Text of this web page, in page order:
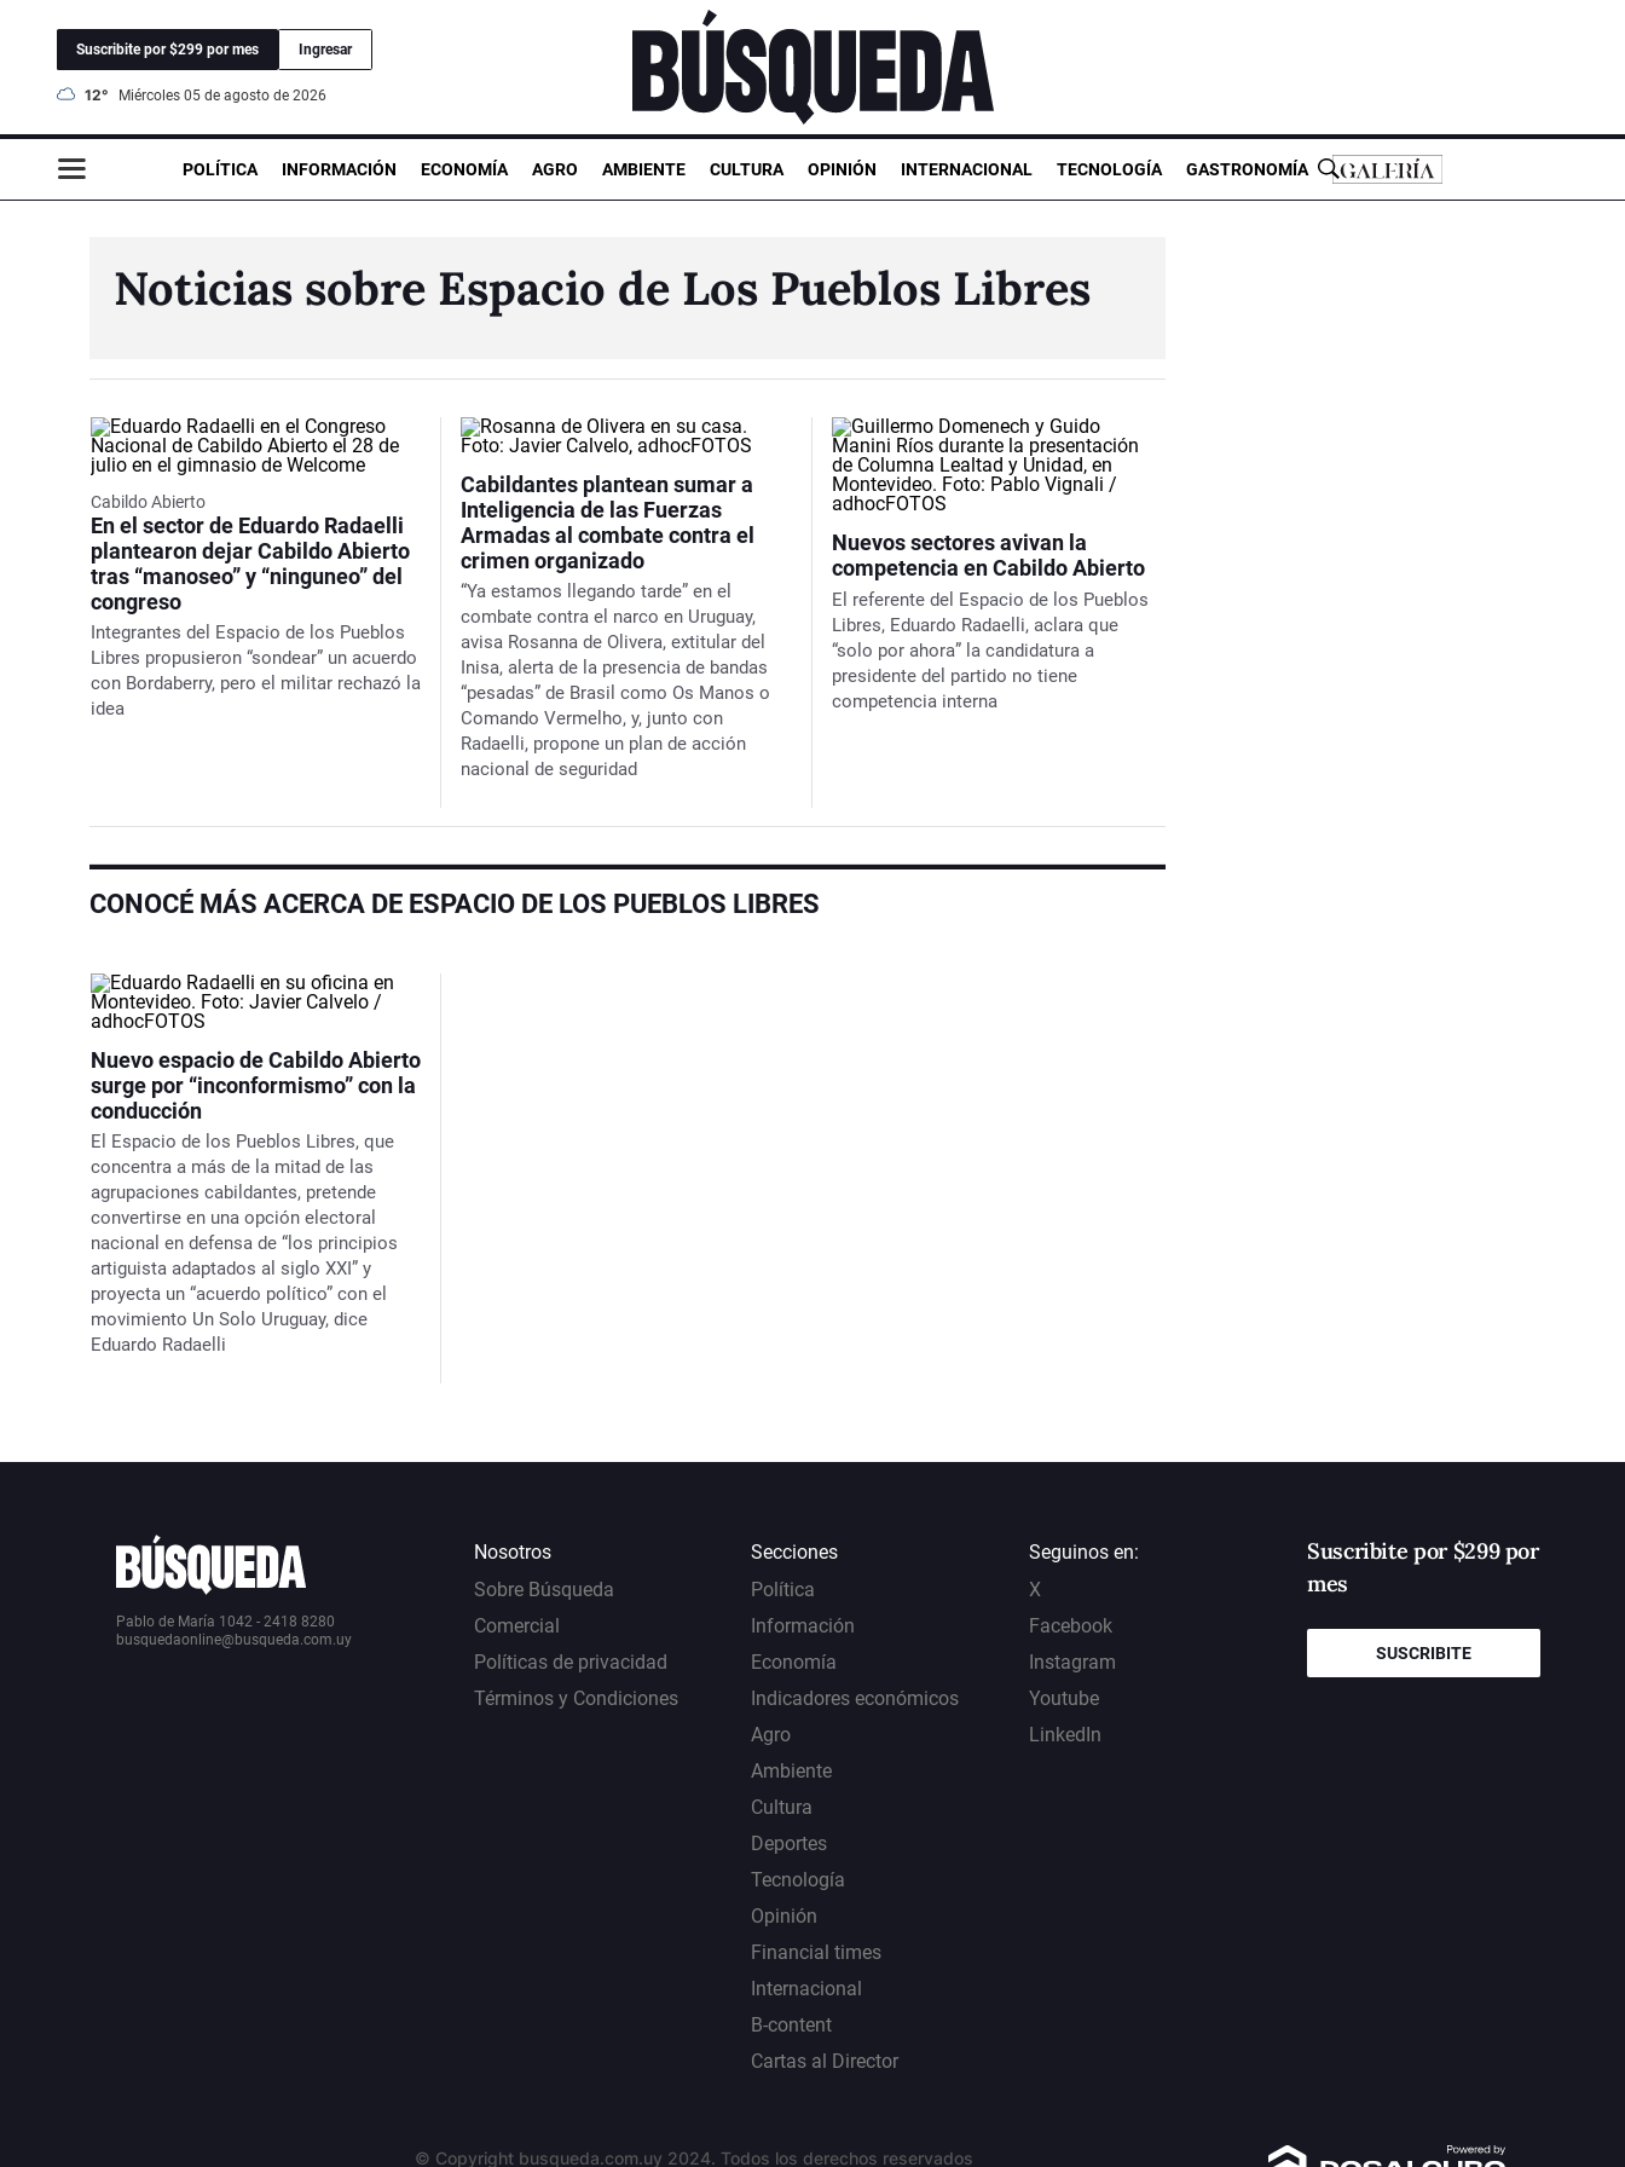
Suscribite por $299 por mes Ingresar
12° miércoles 05 de agosto de 2026
POLÍTICA INFORMACIÓN ECONOMÍA AGRO AMBIENTE CULTURA OPINIÓN INTERNACIONAL TECNOLOGÍA GASTRONOMÍA
Noticias sobre Espacio de Los Pueblos Libres
Cabildo Abierto
En el sector de Eduardo Radaelli
plantearon dejar Cabildo Abierto
tras “manoseo” y “ninguneo” del
congreso
Integrantes del Espacio de los Pueblos
Libres propusieron “sondear” un acuerdo
con Bordaberry, pero el militar rechazó la
idea
Cabildantes plantean sumar a
Inteligencia de las Fuerzas
Armadas al combate contra el
crimen organizado
“Ya estamos llegando tarde” en el
combate contra el narco en Uruguay,
avisa Rosanna de Olivera, extitular del
Inisa, alerta de la presencia de bandas
“pesadas” de Brasil como Os Manos o
Comando Vermelho, y, junto con
Radaelli, propone un plan de acción
nacional de seguridad
Nuevos sectores avivan la
competencia en Cabildo Abierto
El referente del Espacio de los Pueblos
Libres, Eduardo Radaelli, aclara que
“solo por ahora” la candidatura a
presidente del partido no tiene
competencia interna
CONOCÉ MÁS ACERCA DE ESPACIO DE LOS PUEBLOS LIBRES
Nuevo espacio de Cabildo Abierto
surge por “inconformismo” con la
conducción
El Espacio de los Pueblos Libres, que
concentra a más de la mitad de las
agrupaciones cabildantes, pretende
convertirse en una opción electoral
nacional en defensa de “los principios
artiguista adaptados al siglo XXI” y
proyecta un “acuerdo político” con el
movimiento Un Solo Uruguay, dice
Eduardo Radaelli
Pablo de María 1042 - 2418 8280
busquedaonline@busqueda.com.uy
Nosotros
Sobre Búsqueda
Comercial
Políticas de privacidad
Términos y Condiciones
Secciones
Política
Información
Economía
Indicadores económicos
Agro
Ambiente
Cultura
Deportes
Tecnología
Opinión
Financial times
Internacional
B-content
Cartas al Director
Seguinos en:
X
Facebook
Instagram
Youtube
LinkedIn
Suscribite por $299 por
mes
SUSCRIBITE
© Copyright busqueda.com.uy 2024. Todos los derechos reservados